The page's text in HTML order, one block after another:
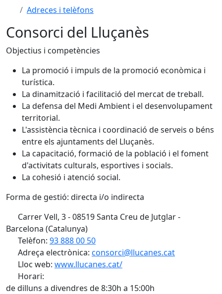
Adreces i telèfons
Consorci del Lluçanès
Objectius i competències
La promoció i impuls de la promoció econòmica i
turística.
La dinamització i facilitació del mercat de treball.
La defensa del Medi Ambient i el desenvolupament
territorial.
L'assistència tècnica i coordinació de serveis o béns
entre els ajuntaments del Lluçanès.
La capacitació, formació de la població i el foment
d'activitats culturals, esportives i socials.
La cohesió i atenció social.
Forma de gestió: directa i/o indirecta
Carrer Vell, 3 - 08519 Santa Creu de Jutglar -
Barcelona (Catalunya)
Telèfon: 93 888 00 50
Adreça electrònica: consorci@llucanes.cat
Lloc web: www.llucanes.cat/
Horari:
de dilluns a divendres de 8:30h a 15:00h